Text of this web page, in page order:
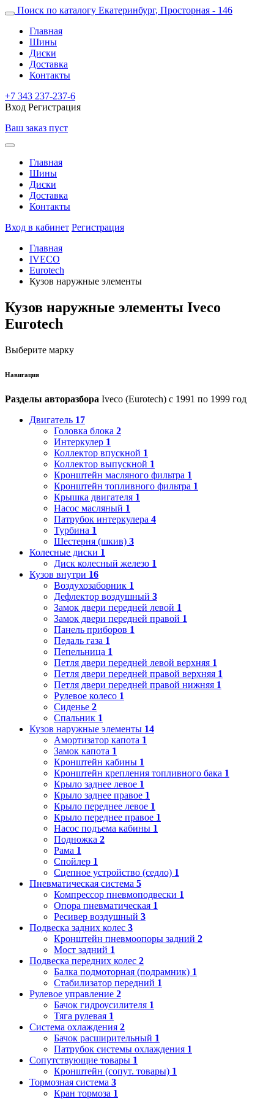
Поиск по каталогу Екатеринбург, Просторная - 146
Главная
Шины
Диски
Доставка
Контакты
+7 343 237-237-6
Вход Регистрация
Ваш заказ пуст
Главная
Шины
Диски
Доставка
Контакты
Вход в кабинет Регистрация
Главная
IVECO
Eurotech
Кузов наружные элементы
Кузов наружные элементы Iveco
Eurotech
Выберите марку
Навигация
Разделы авторазбора Iveco (Eurotech) с 1991 по 1999 год
Двигатель 17
Головка блока 2
Интеркулер 1
Коллектор впускной 1
Коллектор выпускной 1
Кронштейн масляного фильтра 1
Кронштейн топливного фильтра 1
Крышка двигателя 1
Насос масляный 1
Патрубок интеркулера 4
Турбина 1
Шестерня (шкив) 3
Колесные диски 1
Диск колесный железо 1
Кузов внутри 16
Воздухозаборник 1
Дефлектор воздушный 3
Замок двери передней левой 1
Замок двери передней правой 1
Панель приборов 1
Педаль газа 1
Пепельница 1
Петля двери передней левой верхняя 1
Петля двери передней правой верхняя 1
Петля двери передней правой нижняя 1
Рулевое колесо 1
Сиденье 2
Спальник 1
Кузов наружные элементы 14
Амортизатор капота 1
Замок капота 1
Кронштейн кабины 1
Кронштейн крепления топливного бака 1
Крыло заднее левое 1
Крыло заднее правое 1
Крыло переднее левое 1
Крыло переднее правое 1
Насос подъема кабины 1
Подножка 2
Рама 1
Спойлер 1
Сцепное устройство (седло) 1
Пневматическая система 5
Компрессор пневмоподвески 1
Опора пневматическая 1
Ресивер воздушный 3
Подвеска задних колес 3
Кронштейн пневмоопоры задний 2
Мост задний 1
Подвеска передних колес 2
Балка подмоторная (подрамник) 1
Стабилизатор передний 1
Рулевое управление 2
Бачок гидроусилителя 1
Тяга рулевая 1
Система охлаждения 2
Бачок расширительный 1
Патрубок системы охлаждения 1
Сопутствующие товары 1
Кронштейн (сопут. товары) 1
Тормозная система 3
Кран тормоза 1